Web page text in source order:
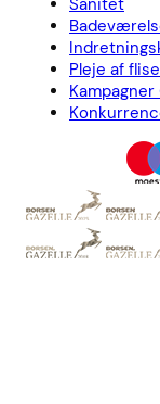
Sanitet
Pleje af